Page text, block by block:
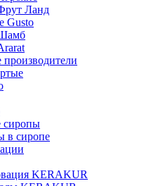
Ланд
Gusto
производители
сиропы
в сиропе
KERAKUR